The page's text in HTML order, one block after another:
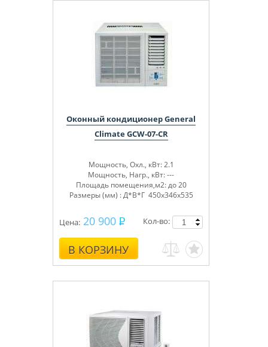
Оконный кондиционер General
Climate GCW-07-CR
Мощность, Охл., кВт: 2.1
Мощность, Нагр., кВт: ---
Площадь помещения,м2: до 20
Размеры (мм) : Д*В*Г 450x346x535
Цена: 20 900
В КОРЗИНУ
Кол-во: